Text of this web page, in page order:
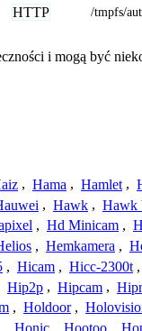
HTTP /tmpfs/
i mogą być
, Hama , Hamlet ,
, Hawk , Hawk
, Hd Minicam ,
, Hemkamera ,
, Hicam , Hicc-2300t ,
Hip2p , Hipcam ,
, Holdoor ,